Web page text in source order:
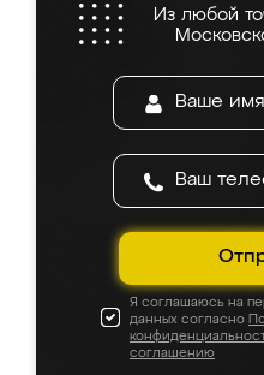
Из любой
Я соглашаюсь на
данных согласно
соглашению